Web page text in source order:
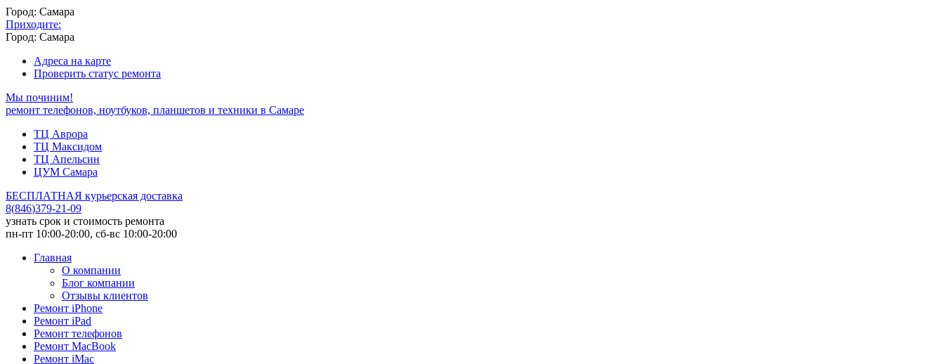
Город: Самара
Приходите:
Город: Самара
Адреса на карте
Проверить статус ремонта
Мы починим!
ремонт телефонов, ноутбуков, планшетов и техники в Самаре
ТЦ Аврора
ТЦ Максидом
ТЦ Апельсин
ЦУМ Самара
БЕСПЛАТНАЯ курьерская доставка
8(846)379-21-09
узнать срок и стоимость ремонта
пн-пт 10:00-20:00, сб-вс 10:00-20:00
Главная
О компании
Блог компании
Отзывы клиентов
Ремонт iPhone
Ремонт iPad
Ремонт телефонов
Ремонт MacBook
Ремонт iMac